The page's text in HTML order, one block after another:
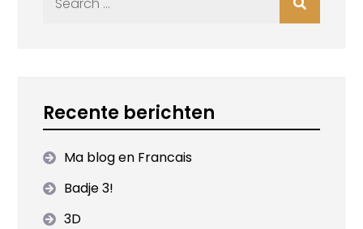
Recente berichten
Ma blog en Francais
Badje 3!
3D